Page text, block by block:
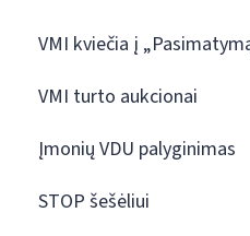
VMI kviečia į
VMI turto aukcionai
Įmonių VDU palyginimas
STOP šešėliui